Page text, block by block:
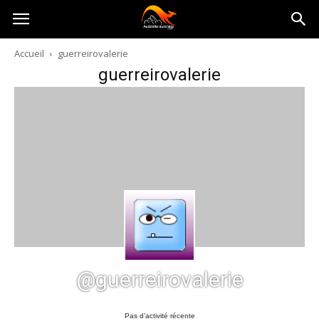
Australia-
australie.com
Accueil guerreirovalerie
guerreirovalerie
@guerreirovalerie
Pas d’activité récente